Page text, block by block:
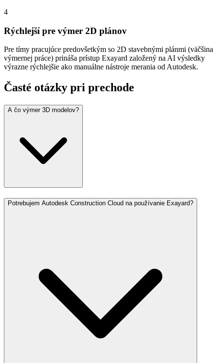
4
Rýchlejší pre výmer 2D plánov
Pre tímy pracujúce predovšetkým so 2D stavebnými plánmi (väčšina
výmernej práce) prináša prístup Exayard založený na AI výsledky
výrazne rýchlejšie ako manuálne nástroje merania od Autodesk.
Časté otázky pri prechode
A čo výmer 3D modelov?
Potrebujem Autodesk Construction Cloud na používanie Exayard?